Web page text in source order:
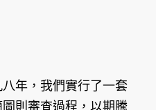
年，我們實行了一套
則審查過程，以期騰